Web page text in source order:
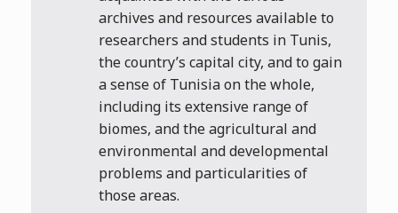
archives and resources available to
researchers and students in Tunis,
the country’s capital city, and to gain
a sense of Tunisia on the whole,
including its extensive range of
biomes, and the agricultural and
environmental and developmental
problems and particularities of
those areas.